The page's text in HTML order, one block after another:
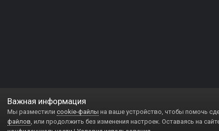
Важная информация
Мы разместили cookie-файлы на ваше устройство, чтобы помочь
файлов, или продолжить без изменения настроек. Оставаясь на